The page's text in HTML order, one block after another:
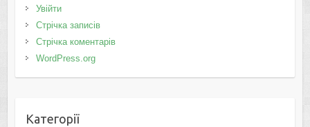
Увійти
Стрічка записів
Стрічка коментарів
WordPress.org
Категорії